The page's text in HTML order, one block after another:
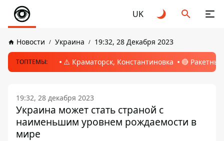
UK
Новости Украина 19:32, 28 Декабря 2023
ТОПТЕМЫ: ⚠️ Краматорск, Константиновка 🔴
19:32, 28 декабря 2023
Украина может стать страной с
наименьшим уровнем рождаемости в
мире